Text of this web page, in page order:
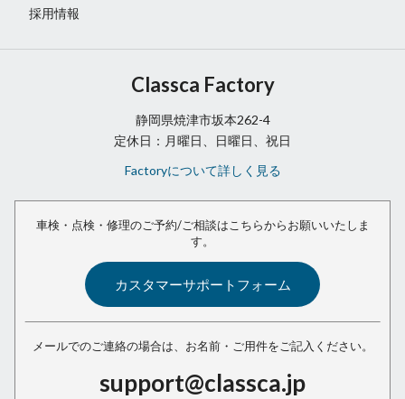
採用情報
Classca Factory
静岡県焼津市坂本262-4
定休日：月曜日、日曜日、祝日
Factoryについて詳しく見る
車検・点検・修理のご予約/ご相談はこちらからお願いいたしま
す。
カスタマーサポートフォーム
メールでのご連絡の場合は、 お名前・ご用件をご記入ください。
support@classca.jp